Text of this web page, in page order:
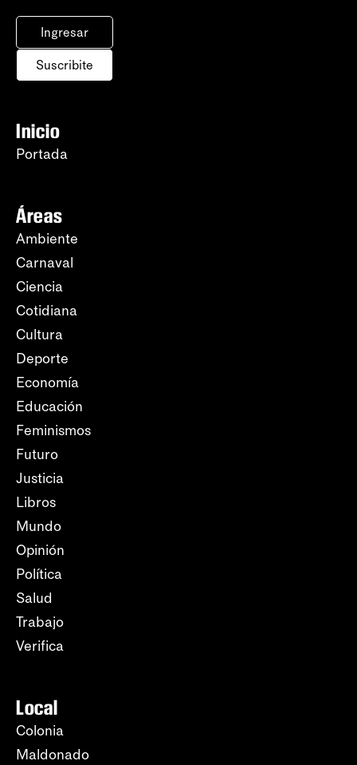
Ingresar
Suscribite
Inicio
Portada
Áreas
Ambiente
Carnaval
Ciencia
Cotidiana
Cultura
Deporte
Economía
Educación
Feminismos
Futuro
Justicia
Libros
Mundo
Opinión
Política
Salud
Trabajo
Verifica
Local
Colonia
Maldonado